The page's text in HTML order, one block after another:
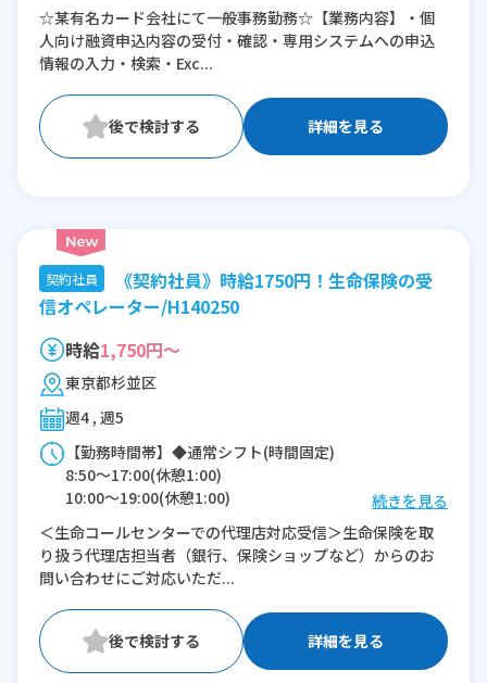
※残業：0〜5時間程度/月
☆某有名カード会社にて一般事務勤務☆【業務内容】・個
人向け融資申込内容の受付・確認・専用システムへの申込
情報の入力・検索・Exc...
詳細を見る
契約社員
《契約社員》時給1750円！生命保険の受
信オペレーター/H140250
時給1,750円～
東京都杉並区
週4 , 週5
【勤務時間帯】◆通常シフト(時間固定)
8:50〜17:00(休憩1:00)
10:00〜19:00(休憩1:00)
10:00〜18:00(休憩1:00)
11:00〜20:00(休憩1:00)
※残業：5時間程度/月
続きを見る
＜生命コールセンターでの代理店対応受信＞生命保険を取
り扱う代理店担当者（銀行、保険ショップなど）からのお
問い合わせにご対応いただ...
詳細を見る